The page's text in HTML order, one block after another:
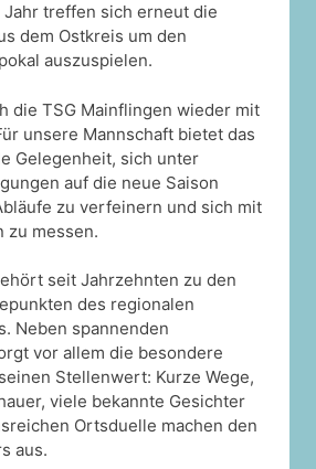
treffen sich erneut die
dem Ostkreis um den
auszuspielen.
die TSG Mainflingen wieder mit
unsere Mannschaft bietet das
Gelegenheit, sich unter
auf die neue Saison
zu verfeinern und sich mit
zu messen.
seit Jahrzehnten zu den
des regionalen
Neben spannenden
vor allem die besondere
Stellenwert: Kurze Wege,
viele bekannte Gesichter
Ortsduelle machen den
aus.